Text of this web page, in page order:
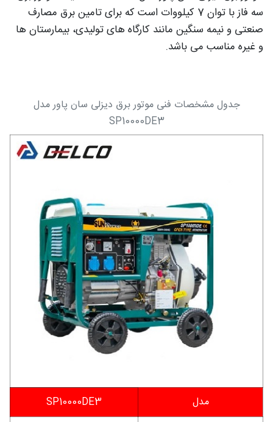
سه فاز با توان 7 کیلووات است که برای تامین برق مصارف
صنعتی و نیمه سنگین مانند کارگاه های تولیدی، بیمارستان ها
و غیره مناسب می باشد.
جدول مشخصات فنی موتور برق دیزلی سان پاور مدل
SP10000DE3
مدل
SP10000DE3